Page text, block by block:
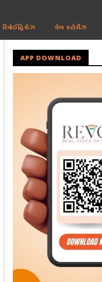
રિવોઈહિરોઝ વેબ સ્ટોરીઝ
APP DOWNLOAD